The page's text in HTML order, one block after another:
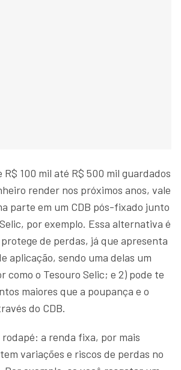
R$ 100 mil até R$ 500 mil guardados
render nos próximos anos, vale
parte em um CDB pós-fixado junto
por exemplo. Essa alternativa é
de perdas, já que apresenta
aplicação, sendo uma delas um
como o Tesouro Selic; e 2) pode te
maiores que a poupança e o
do CDB.
a renda fixa, por mais
variações e riscos de perdas no